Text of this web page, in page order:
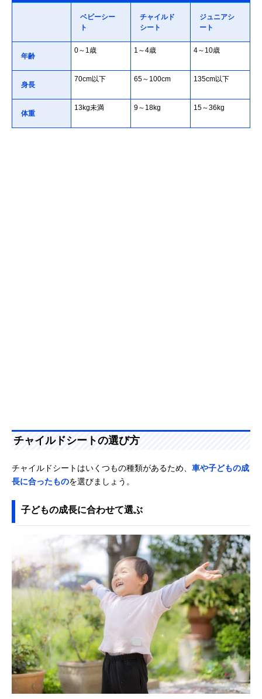
ベビーシー
ト
チャイルド
シート
ジュニアシ
ート
年齢
0～1歳 1～4歳 4～10歳
身長
70cm以下 65～100cm 135cm以下
体重
13kg未満 9～18kg 15～36kg
チャイルドシートの選び方
チャイルドシートはいくつもの種類があるため、 車や子どもの成
長に合ったものを選びましょう。
子どもの成長に合わせて選ぶ